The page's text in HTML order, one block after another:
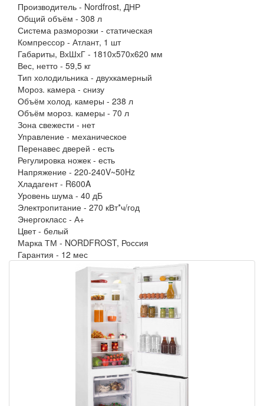
Производитель - Nordfrost, ДНР
Общий объём - 308 л
Система разморозки - статическая
Компрессор - Атлант, 1 шт
Габариты, ВхШхГ - 1810х570х620 мм
Вес, нетто - 59,5 кг
Тип холодильника - двухкамерный
Мороз. камера - снизу
Объём холод. камеры - 238 л
Объём мороз. камеры - 70 л
Зона свежести - нет
Управление - механическое
Перенавес дверей - есть
Регулировка ножек - есть
Напряжение - 220-240V~50Hz
Хладагент - R600A
Уровень шума - 40 дБ
Электропитание - 270 кВт*ч/год
Энергокласс - А+
Цвет - белый
Марка ТМ - NORDFROST, Россия
Гарантия - 12 мес